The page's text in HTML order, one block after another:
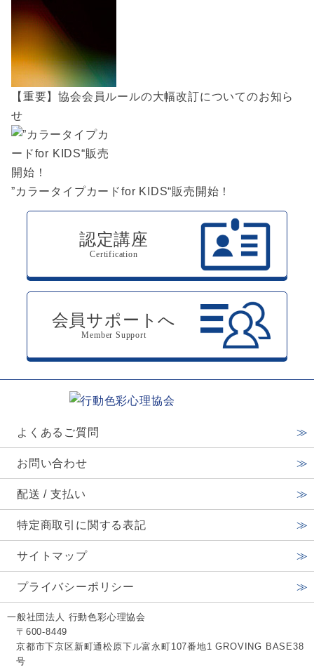
【重要】協会会員ルールの大幅改訂についてのお知ら
せ
”カラータイプカードfor KIDS“販売開始！
認定講座
Certification
会員サポートへ
Member Support
よくあるご質問
お問い合わせ
配送 / 支払い
特定商取引に関する表記
サイトマップ
プライバシーポリシー
一般社団法人 行動色彩心理協会
〒600-8449
京都市下京区新町通松原下ル富永町107番地1 GROVING BASE38
号